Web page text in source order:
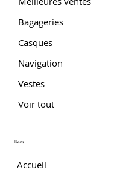
Bagageries
Casques
Navigation
Vestes
Voir tout
Liens
Accueil